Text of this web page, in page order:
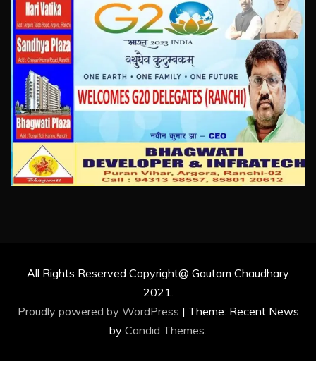
All Rights Reserved Copyright@ Gautam Chaudhary
2021.
Proudly powered by WordPress | Theme: Recent News
by Candid Themes.